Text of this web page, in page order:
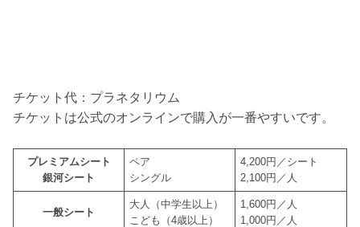
チケット代：プラネタリウム
チケットは公式のオンラインで購入が一番やすいです。
プレミアムシート
銀河シート
ペア
シングル
4,200円／シート
2,100円／人
一般シート
大人（中学生以上）
こども（4歳以上）
1,600円／人
1,000円／人